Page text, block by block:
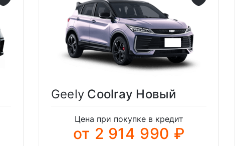
Geely Coolray Новый
Цена при покупке в кредит
от 2 914 990 ₽